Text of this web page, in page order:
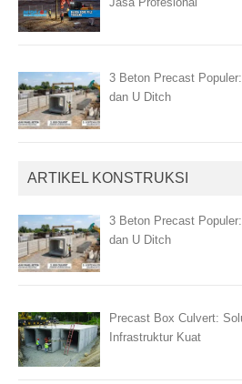
3 Beton Precast
dan U Ditch
ARTIKEL KONSTRUKSI
3 Beton Precast
dan U Ditch
Precast Box Culvert:
Infrastruktur Kuat